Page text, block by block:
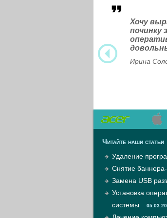
Хочу
починку
Ирина
Читайте наши статьи
Удаление
Снятие
Замена USB
Установка
системы